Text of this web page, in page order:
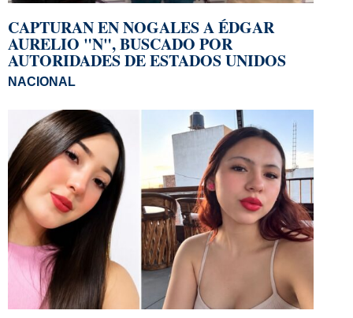
CAPTURAN EN NOGALES A ÉDGAR
AURELIO "N", BUSCADO POR
AUTORIDADES DE ESTADOS UNIDOS
NACIONAL